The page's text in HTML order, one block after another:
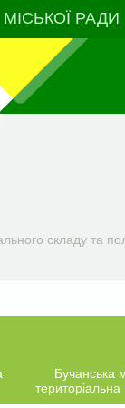
РАДИ
складу та
Бучанська